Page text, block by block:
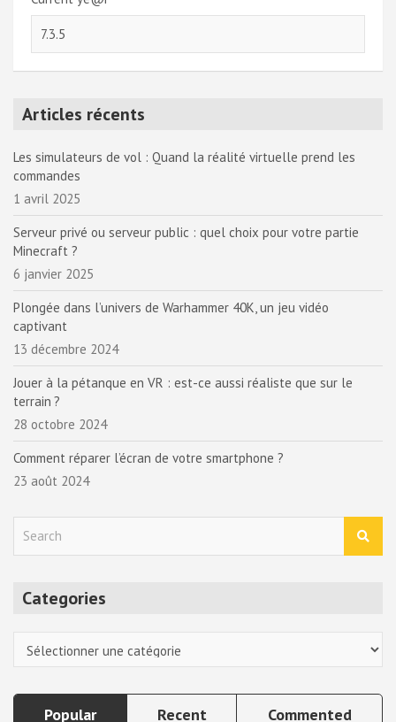
Articles récents
Les simulateurs de vol : Quand la réalité virtuelle prend les
commandes
1 avril 2025
Serveur privé ou serveur public : quel choix pour votre partie
Minecraft ?
6 janvier 2025
Plongée dans l’univers de Warhammer 40K, un jeu vidéo
captivant
13 décembre 2024
Jouer à la pétanque en VR : est-ce aussi réaliste que sur le
terrain ?
28 octobre 2024
Comment réparer l’écran de votre smartphone ?
23 août 2024
Categories
Popular Recent Commented